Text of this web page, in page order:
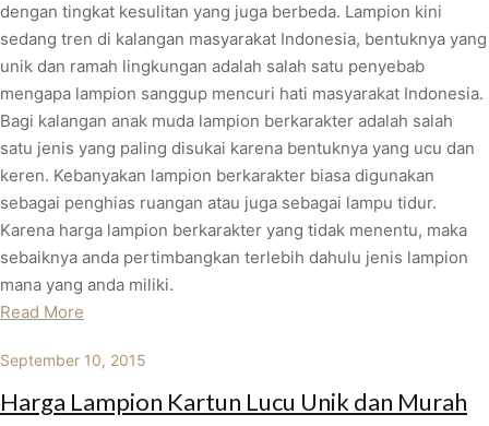
dengan tingkat kesulitan yang juga berbeda. Lampion kini
sedang tren di kalangan masyarakat Indonesia, bentuknya yang
unik dan ramah lingkungan adalah salah satu penyebab
mengapa lampion sanggup mencuri hati masyarakat Indonesia.
Bagi kalangan anak muda lampion berkarakter adalah salah
satu jenis yang paling disukai karena bentuknya yang ucu dan
keren. Kebanyakan lampion berkarakter biasa digunakan
sebagai penghias ruangan atau juga sebagai lampu tidur.
Karena harga lampion berkarakter yang tidak menentu, maka
sebaiknya anda pertimbangkan terlebih dahulu jenis lampion
mana yang anda miliki.
Read More
September 10, 2015
Harga Lampion Kartun Lucu Unik dan Murah